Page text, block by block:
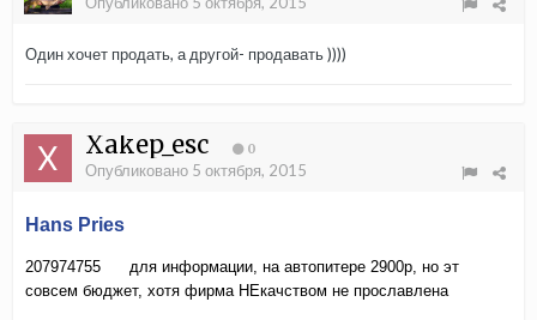
Один хочет продать, а другой- продавать ))))
Xakep_esc 0
Опубликовано 5 октября, 2015
Hans Pries
207974755 для информации, на автопитере 2900р, но эт
совсем бюджет, хотя фирма НЕкачством не прославлена